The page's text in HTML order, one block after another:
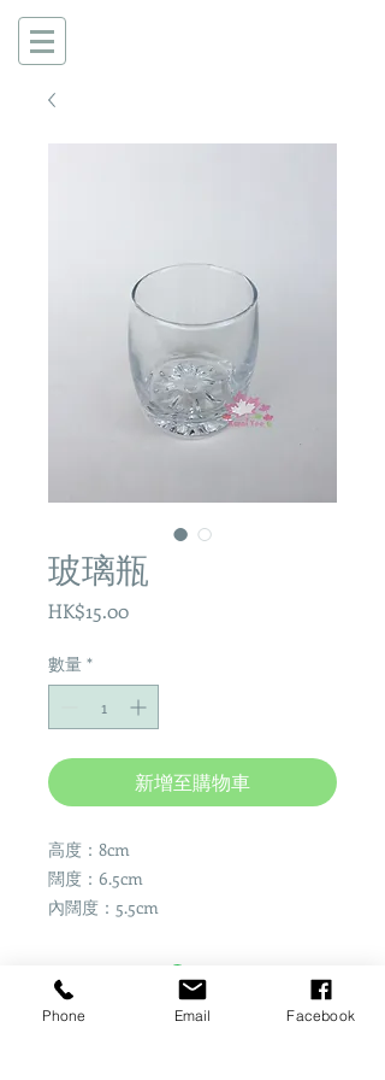
玻璃瓶
HK$15.00價
數量 *
新增至購物車
高度：8cm
闊度：6.5cm
內闊度：5.5cm
Phone Email Facebook